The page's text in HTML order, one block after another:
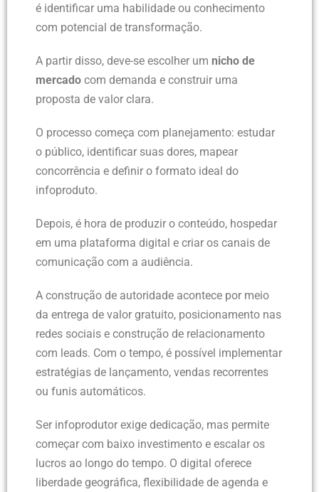
é identificar uma habilidade ou conhecimento
com potencial de transformação.
A partir disso, deve-se escolher um nicho de
mercado com demanda e construir uma
proposta de valor clara.
O processo começa com planejamento: estudar
o público, identificar suas dores, mapear
concorrência e definir o formato ideal do
infoproduto.
Depois, é hora de produzir o conteúdo, hospedar
em uma plataforma digital e criar os canais de
comunicação com a audiência.
A construção de autoridade acontece por meio
da entrega de valor gratuito, posicionamento nas
redes sociais e construção de relacionamento
com leads. Com o tempo, é possível implementar
estratégias de lançamento, vendas recorrentes
ou funis automáticos.
Ser infoprodutor exige dedicação, mas permite
começar com baixo investimento e escalar os
lucros ao longo do tempo. O digital oferece
liberdade geográfica, flexibilidade de agenda e